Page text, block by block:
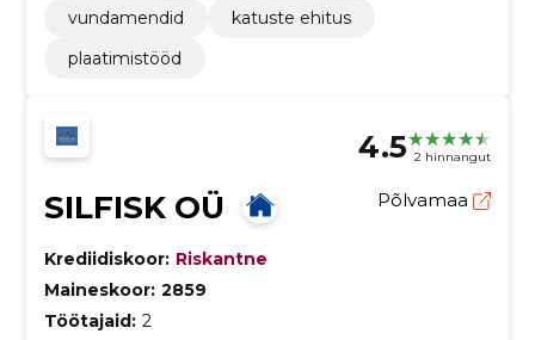
vundamendid
katuste ehitus
plaatimistööd
4.5 2 hinnangut
SILFISK OÜ Põlvamaa
Krediidiskoor: Riskantne
Maineskoor: 2859
Töötajaid: 2